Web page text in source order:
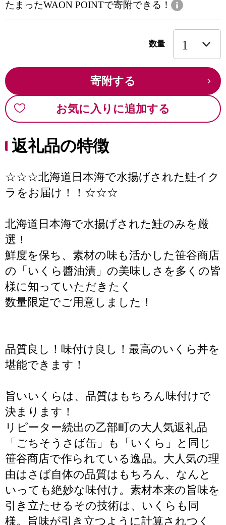
たまったWAON POINTで寄附できる！
数量
寄附する
お気に入りに追加する
返礼品の特徴
☆☆☆北海道日本海で水揚げされた鮭イク
ラをお届け！！☆☆☆
北海道日本海で水揚げされた鮭のみを厳
選！
鮮度を保ち、素材の味も活かした笹谷商店
の「いくら醬油漬」の美味しさを多くの皆
様に知っていただきたく
数量限定でご用意しました！
品質良し！味付け良し！最高のいくら丼を
堪能できます！
旨いいくらは、品質はもちろん味付けで
決まります！
リピーター続出の乙部町の大人気返礼品
「ごちそうさば缶」も「いくら」と同じ
笹谷商店で作られている逸品。大人気の理
由はさば自体の品質はもちろん、なんと
いっても絶妙な味付け。素材本来の旨味を
引き立たせるその技術は、いくらも同
様。旨味が引き立つように計算されつく